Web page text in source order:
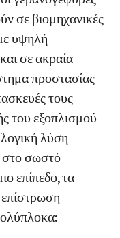
διεθνή
τοπικών
έργα
σε βιομηχανικές
υψηλή
σε ακραία
προστασίας
τους
του εξοπλισμού
λύση
στο σωστό
επίπεδο, τα